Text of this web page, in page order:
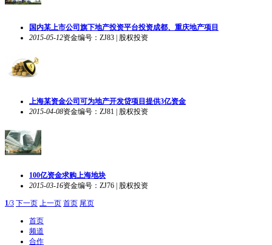
国内某上市公司旗下地产投资平台投资成都、重庆地产项目
2015-05-12资金编号：ZJ83 | 股权投资
上海某资金公司可为地产开发贷项目提供3亿资金
2015-04-08资金编号：ZJ81 | 股权投资
100亿资金求购上海地块
2015-03-16资金编号：ZJ76 | 股权投资
1/3 下一页 上一页 首页 尾页
首页
频道
合作